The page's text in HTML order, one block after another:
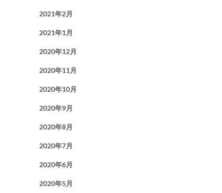
2021年2月
2021年1月
2020年12月
2020年11月
2020年10月
2020年9月
2020年8月
2020年7月
2020年6月
2020年5月